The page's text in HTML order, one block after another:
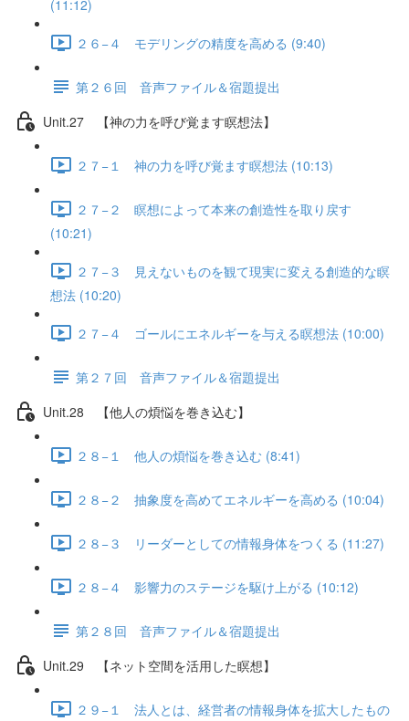
(11:12)
２６−４ モデリングの精度を高める (9:40)
第２６回 音声ファイル＆宿題提出
Unit.27 【神の力を呼び覚ます瞑想法】
２７−１ 神の力を呼び覚ます瞑想法 (10:13)
２７−２ 瞑想によって本来の創造性を取り戻す
(10:21)
２７−３ 見えないものを観て現実に変える創造的な瞑
想法 (10:20)
２７−４ ゴールにエネルギーを与える瞑想法 (10:00)
第２７回 音声ファイル＆宿題提出
Unit.28 【他人の煩悩を巻き込む】
２８−１ 他人の煩悩を巻き込む (8:41)
２８−２ 抽象度を高めてエネルギーを高める (10:04)
２８−３ リーダーとしての情報身体をつくる (11:27)
２８−４ 影響力のステージを駆け上がる (10:12)
第２８回 音声ファイル＆宿題提出
Unit.29 【ネット空間を活用した瞑想】
２９−１ 法人とは、経営者の情報身体を拡大したもの